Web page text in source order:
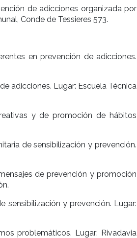
de adicciones organizada por
Conde de Tessieres 573.
en prevención de adicciones.
adicciones. Lugar: Escuela Técnica
y de promoción de hábitos
de sensibilización y prevención.
de prevención y promoción
sensibilización y prevención. Lugar:
problemáticos. Lugar: Rivadavia